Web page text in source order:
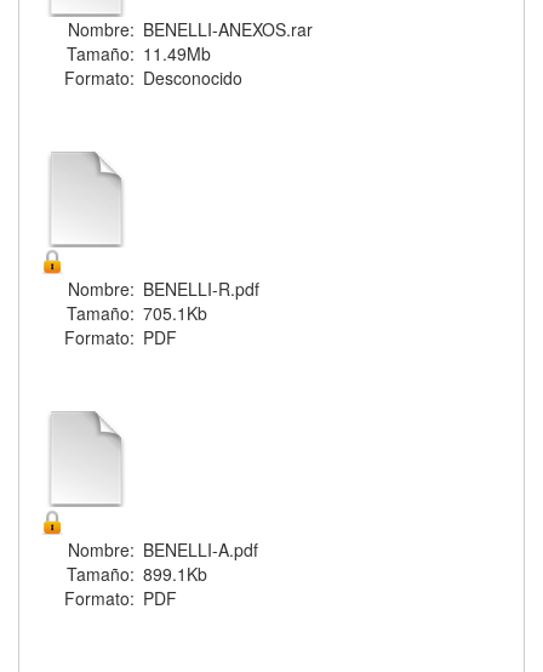
Nombre: BENELLI-ANEXOS.rar
Tamaño: 11.49Mb
Formato: Desconocido
Nombre: BENELLI-R.pdf
Tamaño: 705.1Kb
Formato: PDF
Nombre: BENELLI-A.pdf
Tamaño: 899.1Kb
Formato: PDF